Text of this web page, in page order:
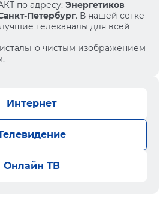
по адресу: Энергетиков
Петербург. В нашей сетке
телеканалы для всей
чистым изображением
Интернет
Онлайн ТВ